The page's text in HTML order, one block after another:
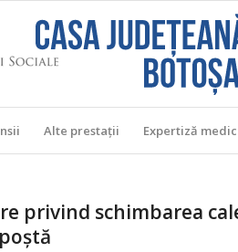
Alte prestații Expertiză
privind schimbarea